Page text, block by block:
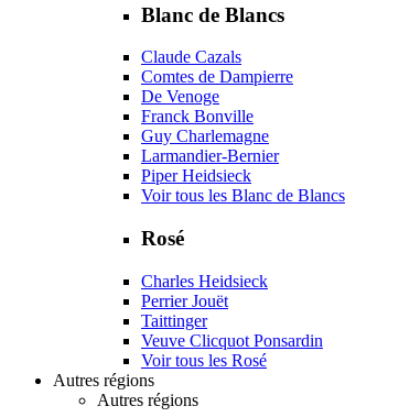
Blanc de Blancs
Claude Cazals
Comtes de Dampierre
De Venoge
Franck Bonville
Guy Charlemagne
Larmandier-Bernier
Piper Heidsieck
Voir tous les Blanc de Blancs
Rosé
Charles Heidsieck
Perrier Jouët
Taittinger
Veuve Clicquot Ponsardin
Voir tous les Rosé
Autres régions
Autres régions